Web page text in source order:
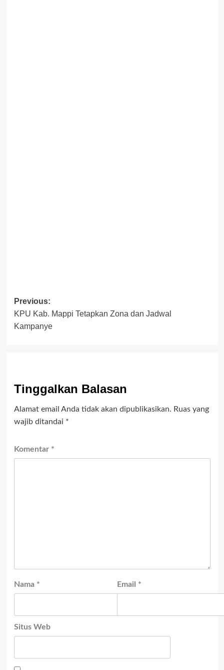
Post
navigation
Previous:
KPU Kab. Mappi Tetapkan Zona dan Jadwal
Kampanye
Tinggalkan Balasan
Alamat email Anda tidak akan dipublikasikan. Ruas yang
wajib ditandai *
Komentar *
Nama * Email *
Situs Web